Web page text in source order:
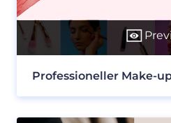
Professioneller Make-